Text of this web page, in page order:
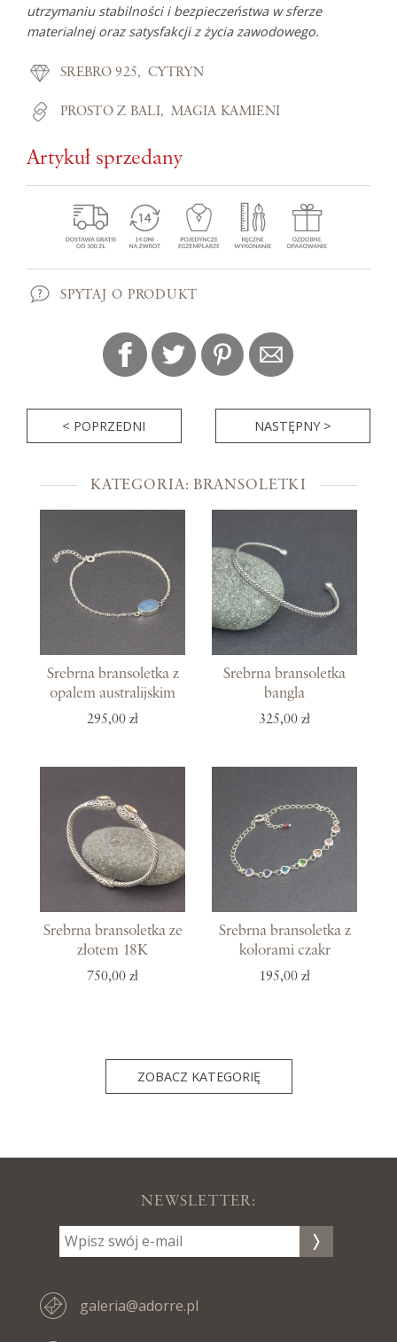
utrzymaniu stabilności i bezpieczeństwa w sferze
materialnej oraz satysfakcji z życia zawodowego.
SREBRO 925 CYTRYN
PROSTO Z BALI MAGIA KAMIENI
Artykuł sprzedany
SPYTAJ O PRODUKT
< POPRZEDNI NASTĘPNY >
KATEGORIA: BRANSOLETKI
Srebrna bransoletka z
opalem australijskim
295,00 zł
Srebrna bransoletka
bangla
325,00 zł
Srebrna bransoletka ze
złotem 18K
750,00 zł
Srebrna bransoletka z
kolorami czakr
195,00 zł
ZOBACZ KATEGORIĘ
NEWSLETTER:
galeria@adorre.pl